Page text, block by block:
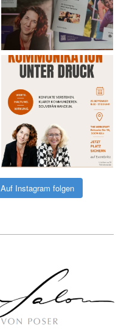
Auf Instagram folgen